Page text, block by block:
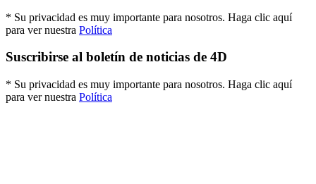
* Su privacidad es muy importante para nosotros. Haga clic aquí
para ver nuestra Política
Suscribirse al boletín de noticias de 4D
* Su privacidad es muy importante para nosotros. Haga clic aquí
para ver nuestra Política